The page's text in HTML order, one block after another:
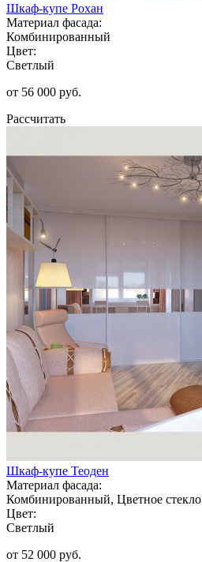
Шкаф-купе Рохан
Материал фасада:
Комбинированный
Цвет:
Светлый
от 56 000 руб.
Рассчитать
Шкаф-купе Теоден
Материал фасада:
Комбинированный, Цветное стекло
Цвет:
Светлый
от 52 000 руб.